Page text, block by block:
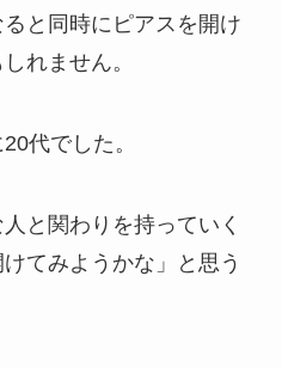
と同時にピアスを開け
れません。
代でした。
と関わりを持っていく
てみようかな」と思う